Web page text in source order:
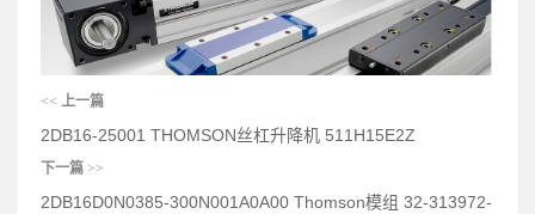
<< 上一篇
2DB16-25001 THOMSON丝杠升降机 511H15E2Z
下一篇 >>
2DB16D0N0385-300N001A0A00 Thomson模组 32-313972-